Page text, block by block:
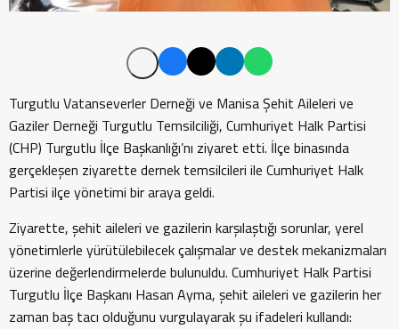
Turgutlu Vatanseverler Derneği ve Manisa Şehit Aileleri ve
Gaziler Derneği Turgutlu Temsilciliği, Cumhuriyet Halk Partisi
(CHP) Turgutlu İlçe Başkanlığı’nı ziyaret etti. İlçe binasında
gerçekleşen ziyarette dernek temsilcileri ile Cumhuriyet Halk
Partisi ilçe yönetimi bir araya geldi.
Ziyarette, şehit aileleri ve gazilerin karşılaştığı sorunlar, yerel
yönetimlerle yürütülebilecek çalışmalar ve destek mekanizmaları
üzerine değerlendirmelerde bulunuldu. Cumhuriyet Halk Partisi
Turgutlu İlçe Başkanı Hasan Ayma, şehit aileleri ve gazilerin her
zaman baş tacı olduğunu vurgulayarak şu ifadeleri kullandı: